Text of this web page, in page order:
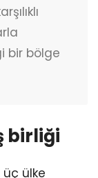
bir bölge
birliği
üç ülke